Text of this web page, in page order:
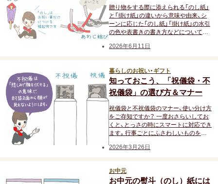
手土産・プチギフト
お見舞い
退院祝い
結婚記念日
金婚式
銀婚式
季節のギフト
贈り物をする際に添えられる「のし紙」
と「掛け紙」の違いから意味や由来、シ
ーンに応じた「のし紙」「掛け紙」の水引
の色や表書きの書き方などについて解
2026年6月11日
暮らしのお祝い・ギフト
知っておこう、「祝儀袋・不
祝儀袋」の選び方＆マナー
祝儀袋と不祝儀袋のマナー、使い分け方
をご存知ですか？ 一度おさらいしてお
くと、とっさの時にスマートに対応でき
ます。行事ごとにふさわしいものを選
ーをご紹介します。
2026年3月26日
お中元
お中元の熨斗（のし）紙には